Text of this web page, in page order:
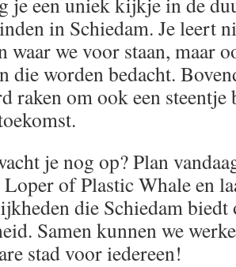
in Schiedam. Je leert
waar we voor staan, maar
die worden bedacht.
raken om ook een steentje
je nog op? Plan
of Plastic Whale en
die Schiedam biedt
Samen kunnen we
stad voor iedereen!